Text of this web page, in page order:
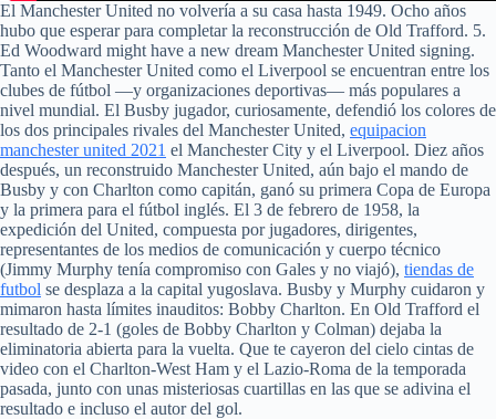
El Manchester United no volvería a su casa hasta 1949. Ocho años
hubo que esperar para completar la reconstrucción de Old Trafford. 5.
Ed Woodward might have a new dream Manchester United signing.
Tanto el Manchester United como el Liverpool se encuentran entre los
clubes de fútbol —y organizaciones deportivas— más populares a
nivel mundial. El Busby jugador, curiosamente, defendió los colores de
los dos principales rivales del Manchester United, equipacion
manchester united 2021 el Manchester City y el Liverpool. Diez años
después, un reconstruido Manchester United, aún bajo el mando de
Busby y con Charlton como capitán, ganó su primera Copa de Europa
y la primera para el fútbol inglés. El 3 de febrero de 1958, la
expedición del United, compuesta por jugadores, dirigentes,
representantes de los medios de comunicación y cuerpo técnico
(Jimmy Murphy tenía compromiso con Gales y no viajó), tiendas de
futbol se desplaza a la capital yugoslava. Busby y Murphy cuidaron y
mimaron hasta límites inauditos: Bobby Charlton. En Old Trafford el
resultado de 2-1 (goles de Bobby Charlton y Colman) dejaba la
eliminatoria abierta para la vuelta. Que te cayeron del cielo cintas de
video con el Charlton-West Ham y el Lazio-Roma de la temporada
pasada, junto con unas misteriosas cuartillas en las que se adivina el
resultado e incluso el autor del gol.